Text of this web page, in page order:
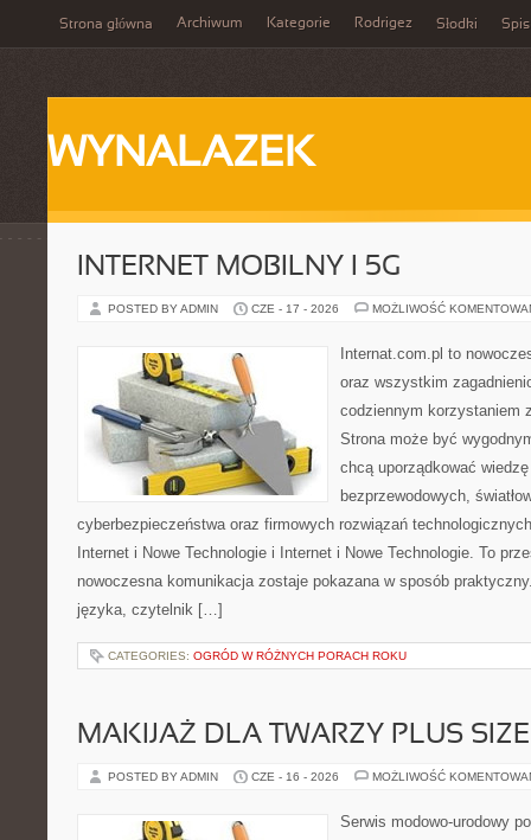
Strona główna Archiwum Kategorie Rodrigez Słodki Spis
WYNALAZEK
INTERNET MOBILNY I 5G
POSTED BY ADMIN CZE - 17 - 2026 MOŻLIWOŚĆ
Internat.com.pl to
oraz wszystkim
codziennym korzystaniem
Strona może być
chcą uporządkować
bezprzewodowych,
cyberbezpieczeństwa oraz firmowych rozwiązań
Internet i Nowe Technologie i Internet i Nowe Technologie. To
nowoczesna komunikacja zostaje pokazana w sposób
języka, czytelnik […]
CATEGORIES: OGRÓD W RÓŻNYCH PORACH ROKU
MAKIJAŻ DLA TWARZY PLUS SIZE
POSTED BY ADMIN CZE - 16 - 2026 MOŻLIWOŚĆ
Serwis modowo-urodowy